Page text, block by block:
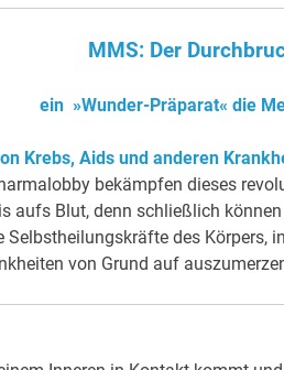
MMS: Der
ein »Wunder-Präparat« die
Krebs, Aids und anderen
bekämpfen dieses
aufs Blut, denn schließlich
Selbstheilungskräfte des Körpers,
von Grund auf